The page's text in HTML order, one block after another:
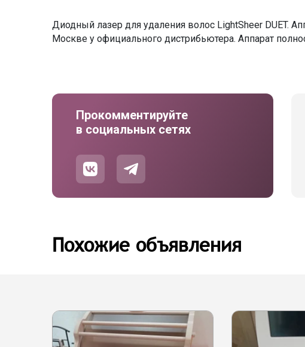
Диодный лазер для удаления волос LightSheer DUET.
Москве у официального дистрибьютера. Аппарат
Прокомментируйте
в социальных сетях
Похожие объявления